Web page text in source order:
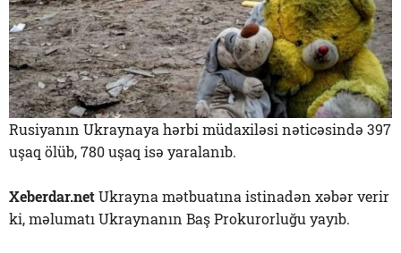
Rusiyanın Ukraynaya hərbi müdaxiləsi nəticəsində 397
uşaq ölüb, 780 uşaq isə yaralanıb.
Xeberdar.netUkrayna mətbuatına istinadən xəbər verir
ki, məlumatı Ukraynanın Baş Prokurorluğu yayıb.